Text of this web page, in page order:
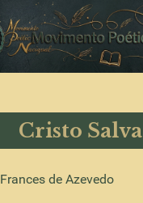
Cristo Salva
Frances de Azevedo